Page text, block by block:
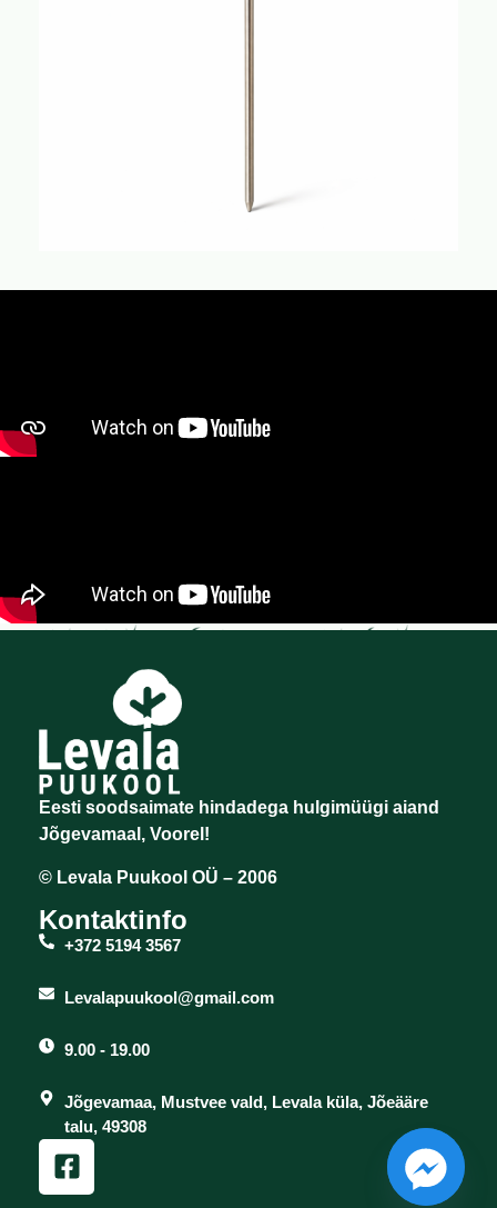
Eesti soodsaimate hindadega hulgimüügi aiand
Jõgevamaal, Voorel!
© Levala Puukool OÜ – 2006
Kontaktinfo
+372 5194 3567
Levalapuukool@gmail.com
9.00 - 19.00
Jõgevamaa, Mustvee vald, Levala küla, Jõeääre
talu, 49308